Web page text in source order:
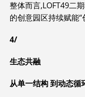
整体而言,LOFT49二
的创意园区持续赋能“
4/
生态共融
从单一结构 到动态循